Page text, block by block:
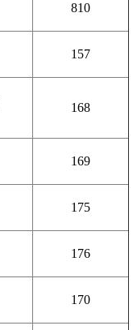
810
157
168
169
175
176
170